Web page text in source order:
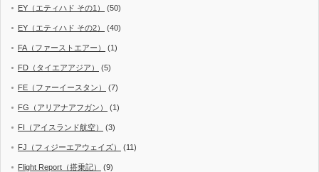
EY（エティハド その1） (50)
EY（エティハド その2） (40)
FA（ファーストエアー） (1)
FD（タイエアアジア） (5)
FE（ファーイースタン） (7)
FG（アリアナアフガン） (1)
FI（アイスランド航空） (3)
FJ（フィジーエアウェイズ） (11)
Flight Report（搭乗記） (9)